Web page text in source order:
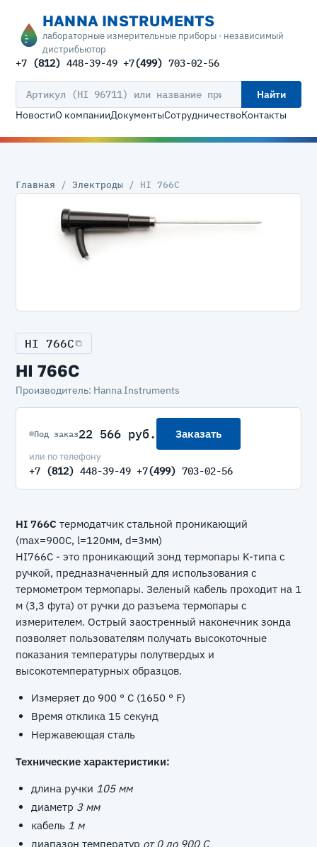
HANNA INSTRUMENTS
лабораторные измерительные приборы · независимый
дистрибьютор
+7 (812) 448-39-49 +7(499) 703-02-56
Найти
НовостиО компанииДокументыСотрудничествоКонтакты
Главная / Электроды / HI 766C
HI 766C
HI 766C
Производитель: Hanna Instruments
Под заказ22 566 руб. Заказать
или по телефону
+7 (812) 448-39-49 +7(499) 703-02-56
HI 766C термодатчик стальной проникающий
(max=900C, l=120мм, d=3мм)
HI766C - это проникающий зонд термопары K-типа с
ручкой, предназначенный для использования с
термометром термопары. Зеленый кабель проходит на 1
м (3,3 фута) от ручки до разъема термопары с
измерителем. Острый заостренный наконечник зонда
позволяет пользователям получать высокоточные
показания температуры полутвердых и
высокотемпературных образцов.
Измеряет до 900 ° C (1650 ° F)
Время отклика 15 секунд
Нержавеющая сталь
Технические характеристики:
длина ручки 105 мм
диаметр 3 мм
кабель 1 м
диапазон температур от 0 до 900 С